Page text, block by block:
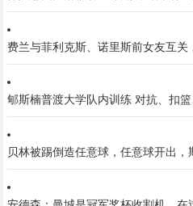
费兰与菲利克斯、诺里斯前女友互
郇斯楠普渡大学队内训练 对抗、扣
贝林被踢倒造任意球，任意球开出